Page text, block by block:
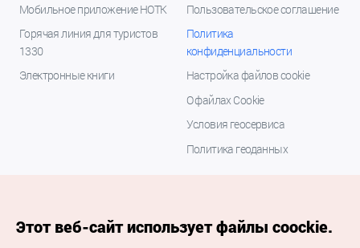
Мобильное приложение НОТК
Горячая линия для туристов
1330
Электронные книги
Пользовательское соглашение
Политика
конфиденциальности
Настройка файлов cookie
О файлах Cookie
Условия геосервиса
Политика геоданных
Этот веб-сайт использует файлы coockie.